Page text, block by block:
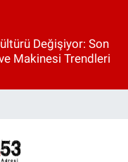
Değişiyor: Son
Makinesi Trendleri